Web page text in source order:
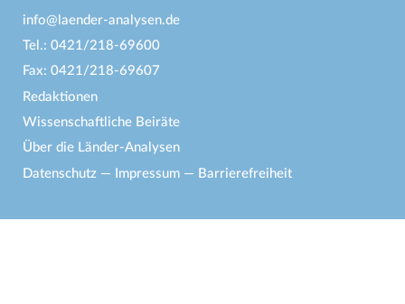
info@laender-analysen.de
Tel.: 0421/218-69600
Fax: 0421/218-69607
Redaktionen
Wissenschaftliche Beiräte
Über die Länder-Analysen
Datenschutz— Impressum— Barrierefreiheit